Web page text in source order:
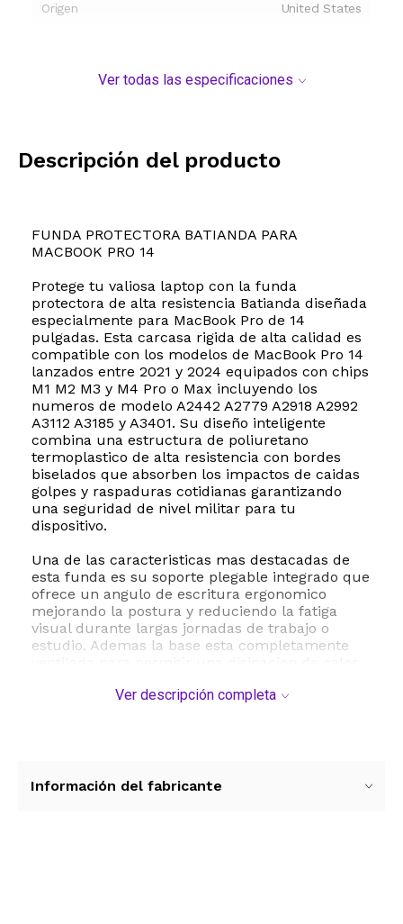
Origen United States
Ver todas las especificaciones
Descripción del producto
FUNDA PROTECTORA BATIANDA PARA
MACBOOK PRO 14
Protege tu valiosa laptop con la funda
protectora de alta resistencia Batianda diseñada
especialmente para MacBook Pro de 14
pulgadas. Esta carcasa rigida de alta calidad es
compatible con los modelos de MacBook Pro 14
lanzados entre 2021 y 2024 equipados con chips
M1 M2 M3 y M4 Pro o Max incluyendo los
numeros de modelo A2442 A2779 A2918 A2992
A3112 A3185 y A3401. Su diseño inteligente
combina una estructura de poliuretano
termoplastico de alta resistencia con bordes
biselados que absorben los impactos de caidas
golpes y raspaduras cotidianas garantizando
una seguridad de nivel militar para tu
dispositivo.
Una de las caracteristicas mas destacadas de
esta funda es su soporte plegable integrado que
ofrece un angulo de escritura ergonomico
mejorando la postura y reduciendo la fatiga
visual durante largas jornadas de trabajo o
estudio. Ademas la base esta completamente
equipo. Los recortes de alta precision aseguran
El paquete de proteccion completa incluye una
Ver descripción completa
Información del fabricante